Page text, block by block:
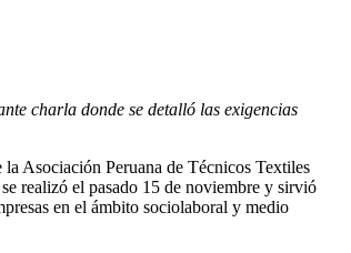
charla donde se detalló las exigencias
Asociación Peruana de Técnicos Textiles
realizó el pasado 15 de noviembre y sirvió
en el ámbito sociolaboral y medio